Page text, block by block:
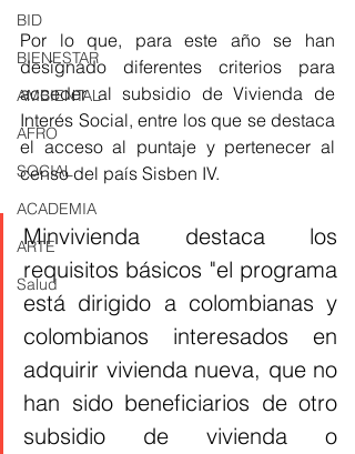
BID
BIENESTAR
AMBIENTAL
AFRO
SOCIAL
ACADEMIA
ARTE
Salud
Por lo que, para este año se han
designado diferentes criterios para
acceder al subsidio de Vivienda de
Interés Social, entre los que se destaca
el acceso al puntaje y pertenecer al
censo del país Sisben IV.
Minvivienda destaca los
requisitos básicos "el programa
está dirigido a colombianas y
colombianos interesados en
adquirir vivienda nueva, que no
han sido beneficiarios de otro
subsidio de vivienda o